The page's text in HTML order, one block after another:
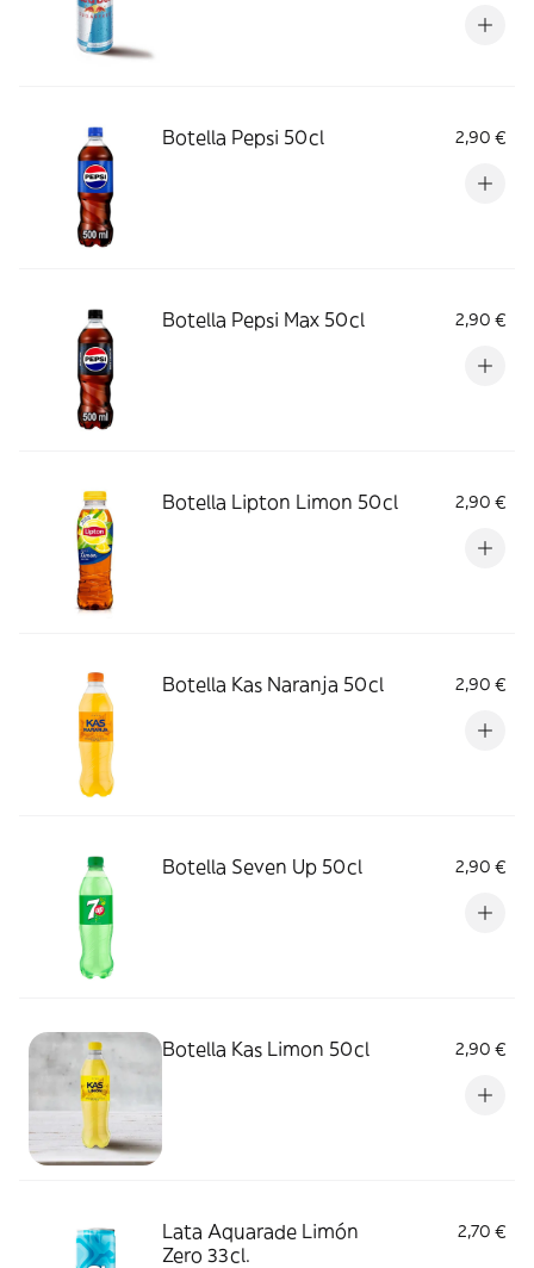
Botella Pepsi 50cl 2,90 €
Botella Pepsi Max 50cl 2,90 €
Botella Lipton Limon 50cl 2,90 €
Botella Kas Naranja 50cl 2,90 €
Botella Seven Up 50cl 2,90 €
Botella Kas Limon 50cl 2,90 €
Lata Aquarade Limón
Zero 33cl.
2,70 €